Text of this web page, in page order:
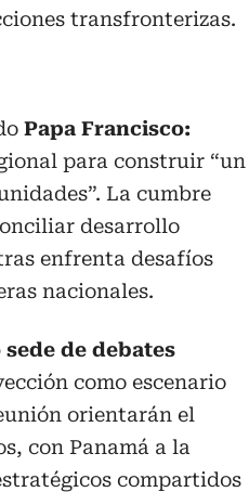
transfronterizas.
Papa Francisco:
para construir “un
La cumbre
desarrollo
enfrenta desafíos
nacionales.
de debates
como escenario
orientarán el
con Panamá a la
compartidos